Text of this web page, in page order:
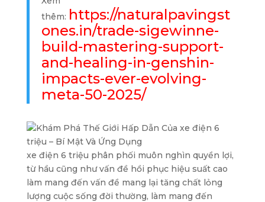
thêm: https://naturalpavingst
ones.in/trade-sigewinne-
build-mastering-support-
and-healing-in-genshin-
impacts-ever-evolving-
meta-50-2025/
xe điện 6 triệu phân phối muôn nghìn quyền lợi,
từ hầu cũng như vấn đề hồi phục hiệu suất cao
làm mang đến vấn đề mang lại tăng chất lỏng
lượng cuộc sống đời thường, làm mang đến